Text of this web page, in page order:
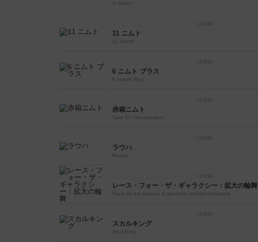
X nimmt!
11 ニムト
11 nimmt!
6 ニムト プラス
6 nimmt! Plus
赤箱ニムト
Take 5! / Hornochsen!
ラウハ
Rauha
レース・フォー・ザ・ギャラクシー：拡大の輪舞
Race for the Galaxy: Expansion and Brinkmanship
スカルキング
Skull King